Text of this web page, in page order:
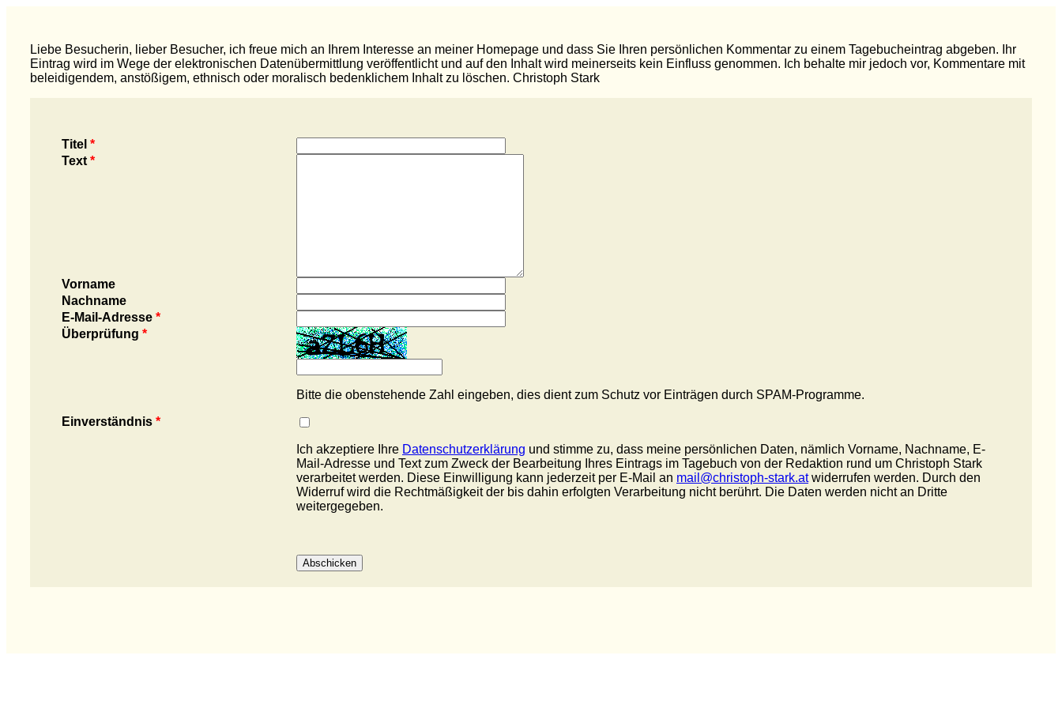
Liebe Besucherin, lieber Besucher, ich freue mich an Ihrem Interesse an meiner Homepage und dass Sie Ihren persönlichen Kommentar zu einem Tagebucheintrag abgeben. Ihr
Eintrag wird im Wege der elektronischen Datenübermittlung veröffentlicht und auf den Inhalt wird meinerseits kein Einfluss genommen. Ich behalte mir jedoch vor, Kommentare mit
beleidigendem, anstößigem, ethnisch oder moralisch bedenklichem Inhalt zu löschen. Christoph Stark
Titel *
Text *
Vorname
Nachname
E-Mail-Adresse *
Überprüfung *
Bitte die obenstehende Zahl eingeben, dies dient zum Schutz vor Einträgen durch SPAM-Programme.
Einverständnis *
Ich akzeptiere Ihre Datenschutzerklärung und stimme zu, dass meine persönlichen Daten, nämlich Vorname, Nachname, E-
Mail-Adresse und Text zum Zweck der Bearbeitung Ihres Eintrags im Tagebuch von der Redaktion rund um Christoph Stark
verarbeitet werden. Diese Einwilligung kann jederzeit per E-Mail an mail@christoph-stark.atwiderrufen werden. Durch den
Widerruf wird die Rechtmäßigkeit der bis dahin erfolgten Verarbeitung nicht berührt. Die Daten werden nicht an Dritte
weitergegeben.